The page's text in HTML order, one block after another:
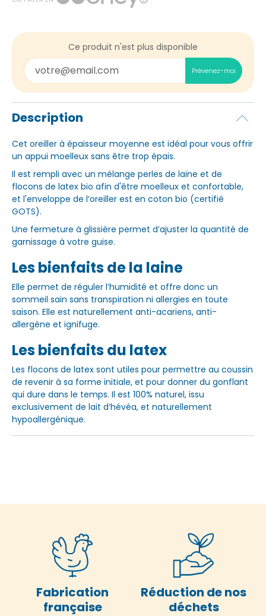
Ce produit n'est plus disponible
Prévenez-moi
Description
Cet oreiller à épaisseur moyenne est idéal pour vous offrir
un appui moelleux sans être trop épais.
Il est rempli avec un mélange perles de laine et de
flocons de latex bio afin d'être moelleux et confortable,
et l'enveloppe de l’oreiller est en coton bio (certifié
GOTS).
Une fermeture à glissière permet d’ajuster la quantité de
garnissage à votre guise.
Les bienfaits de la laine
Elle permet de réguler l’humidité et offre donc un
sommeil sain sans transpiration ni allergies en toute
saison. Elle est naturellement anti-acariens, anti-
allergène et ignifuge.
Les bienfaits du latex
Les flocons de latex sont utiles pour permettre au coussin
de revenir à sa forme initiale, et pour donner du gonflant
qui dure dans le temps. Il est 100% naturel, issu
exclusivement de lait d’hévéa, et naturellement
hypoallergénique.
Fabrication
française
Réduction de nos
déchets